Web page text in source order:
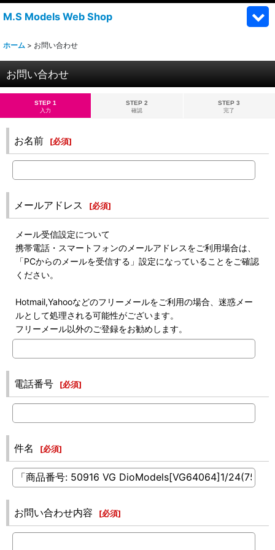
M.S Models Web Shop
ホーム > お問い合わせ
お問い合わせ
STEP 1
入力
STEP 2
確認
STEP 3
完了
お名前 [必須]
メールアドレス [必須]
メール受信設定について
携帯電話・スマートフォンのメールアドレスをご利用場合は、
「PCからのメールを受信する」設定になっていることをご確認
ください。
Hotmail,Yahooなどのフリーメールをご利用の場合、迷惑メー
ルとして処理される可能性がございます。
フリーメール以外のご登録をお勧めします。
電話番号 [必須]
件名 [必須]
お問い合わせ内容 [必須]